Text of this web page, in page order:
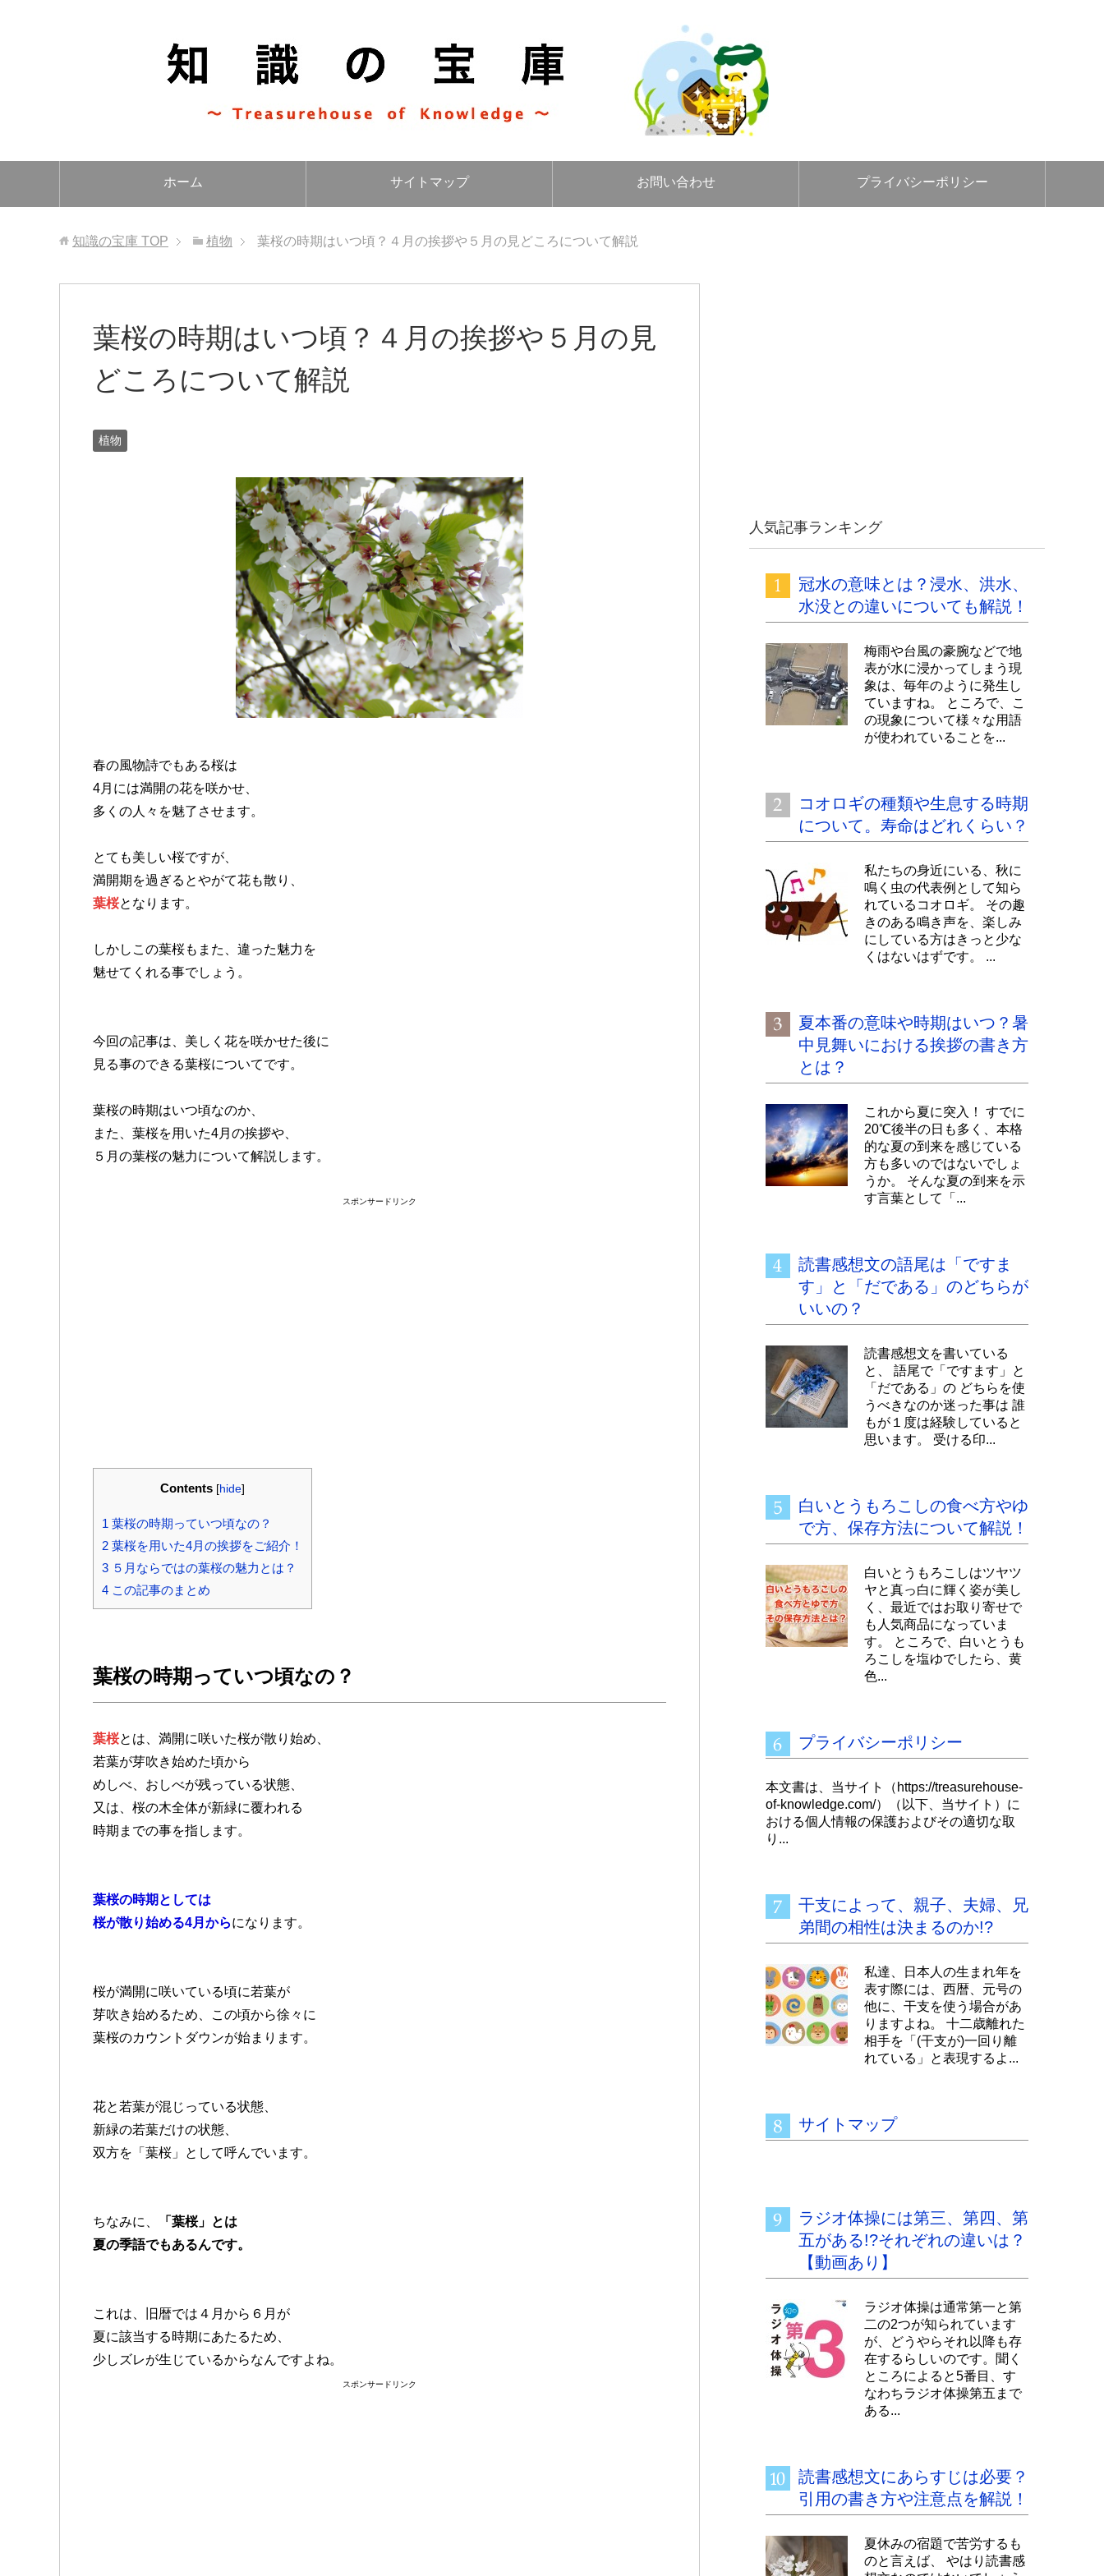
ホーム サイトマップ お問い合わせ プライバシーポリシー
知識の宝庫 TOP 植物 葉桜の時期はいつ頃？４月の挨拶や５月の見どころについて解説
葉桜の時期はいつ頃？４月の挨拶や５月の見
どころについて解説
植物
春の風物詩でもある桜は
4月には満開の花を咲かせ、
多くの人々を魅了させます。
とても美しい桜ですが、
満開期を過ぎるとやがて花も散り、
葉桜となります。
しかしこの葉桜もまた、違った魅力を
魅せてくれる事でしょう。
今回の記事は、美しく花を咲かせた後に
見る事のできる葉桜についてです。
葉桜の時期はいつ頃なのか、
また、葉桜を用いた4月の挨拶や、
５月の葉桜の魅力について解説します。
スポンサードリンク
Contents [hide]
1 葉桜の時期っていつ頃なの？
2 葉桜を用いた4月の挨拶をご紹介！
3 ５月ならではの葉桜の魅力とは？
4 この記事のまとめ
葉桜の時期っていつ頃なの？
葉桜とは、満開に咲いた桜が散り始め、
若葉が芽吹き始めた頃から
めしべ、おしべが残っている状態、
又は、桜の木全体が新緑に覆われる
時期までの事を指します。
葉桜の時期としては
桜が散り始める4月からになります。
桜が満開に咲いている頃に若葉が
芽吹き始めるため、この頃から徐々に
葉桜のカウントダウンが始まります。
花と若葉が混じっている状態、
新緑の若葉だけの状態、
双方を「葉桜」として呼んでいます。
ちなみに、
「葉桜」とは
夏の季語でもあるんです。
これは、旧暦では４月から６月が
夏に該当する時期にあたるため、
少しズレが生じているからなんですよね。
スポンサードリンク
人気記事ランキング
冠水の意味とは？浸水、洪水、
水没との違いについても解説！
梅雨や台風の豪腕などで地
表が水に浸かってしまう現
象は、毎年のように発生し
ていますね。 ところで、こ
の現象について様々な用語
が使われていることを...
コオロギの種類や生息する時期
について。寿命はどれくらい？
私たちの身近にいる、秋に
鳴く虫の代表例として知ら
れているコオロギ。 その趣
きのある鳴き声を、楽しみ
にしている方はきっと少な
くはないはずです。 ...
夏本番の意味や時期はいつ？暑
中見舞いにおける挨拶の書き方
とは？
これから夏に突入！ すでに
20℃後半の日も多く、本格
的な夏の到来を感じている
方も多いのではないでしょ
うか。 そんな夏の到来を示
す言葉として「...
読書感想文の語尾は「ですま
す」と「だである」のどちらが
いいの？
読書感想文を書いている
と、 語尾で「ですます」と
「だである」の どちらを使
うべきなのか迷った事は 誰
もが１度は経験していると
思います。 受ける印...
白いとうもろこしの食べ方やゆ
で方、保存方法について解説！
白いとうもろこしはツヤツ
ヤと真っ白に輝く姿が美し
く、最近ではお取り寄せで
も人気商品になっていま
す。 ところで、白いとうも
ろこしを塩ゆでしたら、黄
色...
プライバシーポリシー
本文書は、当サイト（https://treasurehouse-
of-knowledge.com/）（以下、当サイト）に
おける個人情報の保護およびその適切な取
り...
干支によって、親子、夫婦、兄
弟間の相性は決まるのか!?
私達、日本人の生まれ年を
表す際には、西暦、元号の
他に、干支を使う場合があ
りますよね。 十二歳離れた
相手を「(干支が)一回り離
れている」と表現するよ...
サイトマップ
ラジオ体操には第三、第四、第
五がある!?それぞれの違いは？
【動画あり】
ラジオ体操は通常第一と第
二の2つが知られています
が、どうやらそれ以降も存
在するらしいのです。聞く
ところによると5番目、す
なわちラジオ体操第五まで
ある...
読書感想文にあらすじは必要？
引用の書き方や注意点を解説！
夏休みの宿題で苦労するも
のと言えば、 やはり読書感